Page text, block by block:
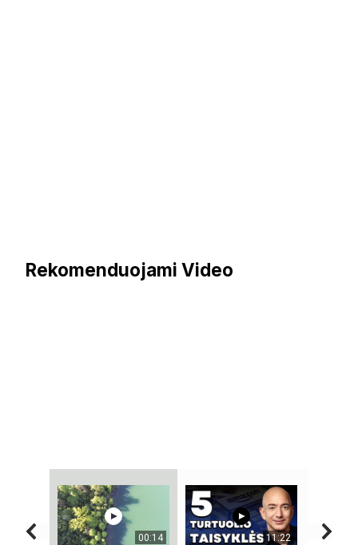
Rekomenduojami Video
00:14 11:22